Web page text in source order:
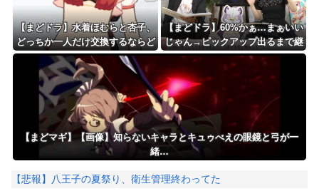
【まどドラ】水着ほむらと杏子、
どっちか一人だけ交換するならど
っちがいいの
【まどドラ】60%かぁ…まぁいい
じゃん→ピックアップ出るまで継
続です！→！？！？
【まどマギ】【画像】知らないキャラとキュゥべえの眼鏡と弓が一
緒…
【悲報】八王子の夏祭り、衛生管理終わってた